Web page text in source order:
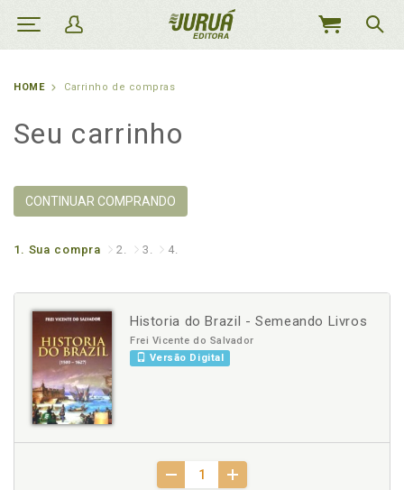
MEU
HOME Carrinho de compras
Seu carrinho
CONTINUAR COMPRANDO
1. Sua compra 2. 3. 4.
Historia do Brazil - Semeando Livros
Frei Vicente do Salvador
Versão Digital